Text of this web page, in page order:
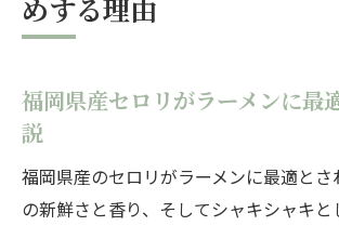
めする理由
福岡県産セロリがラーメンに最
説
福岡県産のセロリがラーメンに最適と
の新鮮さと香り、そしてシャキシャキと